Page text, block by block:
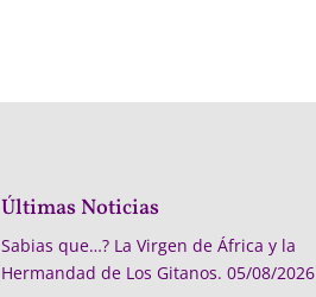
Últimas Noticias
Sabias que…? La Virgen de África y la
Hermandad de Los Gitanos. 05/08/2026